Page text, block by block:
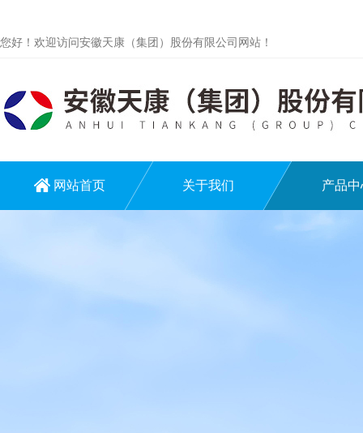
您好！欢迎访问安徽天康（集团）股份有限公司网站！
网站首页 关于我们 产品中